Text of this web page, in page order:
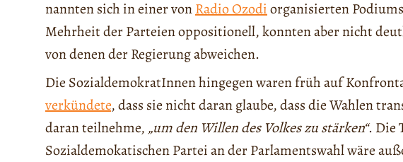
nannten sich in einer vonRadio Ozodiorganisierten
Mehrheit der Parteien oppositionell, konnten aber nicht
von denen der Regierung abweichen.
Die SozialdemokratInnen hingegen waren früh auf
verkündete, dass sie nicht daran glaube, dass die Wahlen
daran teilnehme, „um den Willen des Volkes zu stärken“. Die
Sozialdemokatischen Partei an der Parlamentswahl wäre